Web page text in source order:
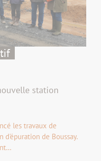
station
les travaux de
de Boussay.